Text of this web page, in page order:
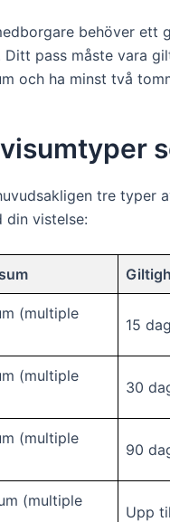
behöver
Ditt pass måste vara
och ha minst två
tre typer
din vistelse:
(multiple
15
(multiple
30
(multiple
90
(multiple
Upp